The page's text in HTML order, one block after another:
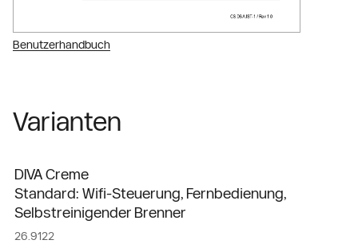
Benutzerhandbuch
Varianten
DIVA Creme
Standard: Wifi-Steuerung, Fernbedienung,
Selbstreinigender Brenner
26.9122